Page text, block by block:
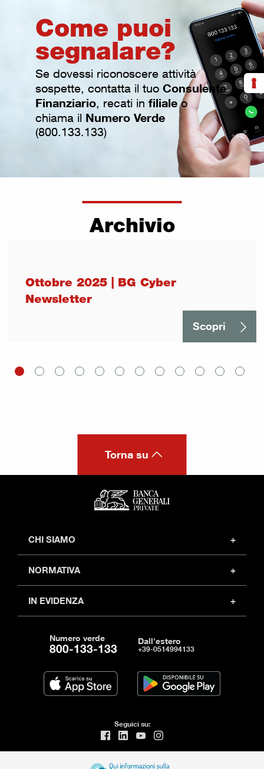
Come puoi
segnalare?
Se dovessi riconoscere attività
sospette, contatta il tuo Consulente
Finanziario, recati in filialeo
chiama il Numero Verde
(800.133.133)
Archivio
Ottobre 2025 | BG Cyber
Newsletter
Scopri
Torna su
CHI SIAMO
Profilo
Investor relations
NORMATIVA
Sicurezza
Privacy policy
Arbitro per controversie finanziarie
Fondo garanzia PMI
Nuova definizione default
Accessibilità
IN EVIDENZA
Moduli e documenti
Trasparenza
Un aiuto per ripartire
Numero verde
800-133-133
Dall'estero
+39-0514994133
Seguici su: